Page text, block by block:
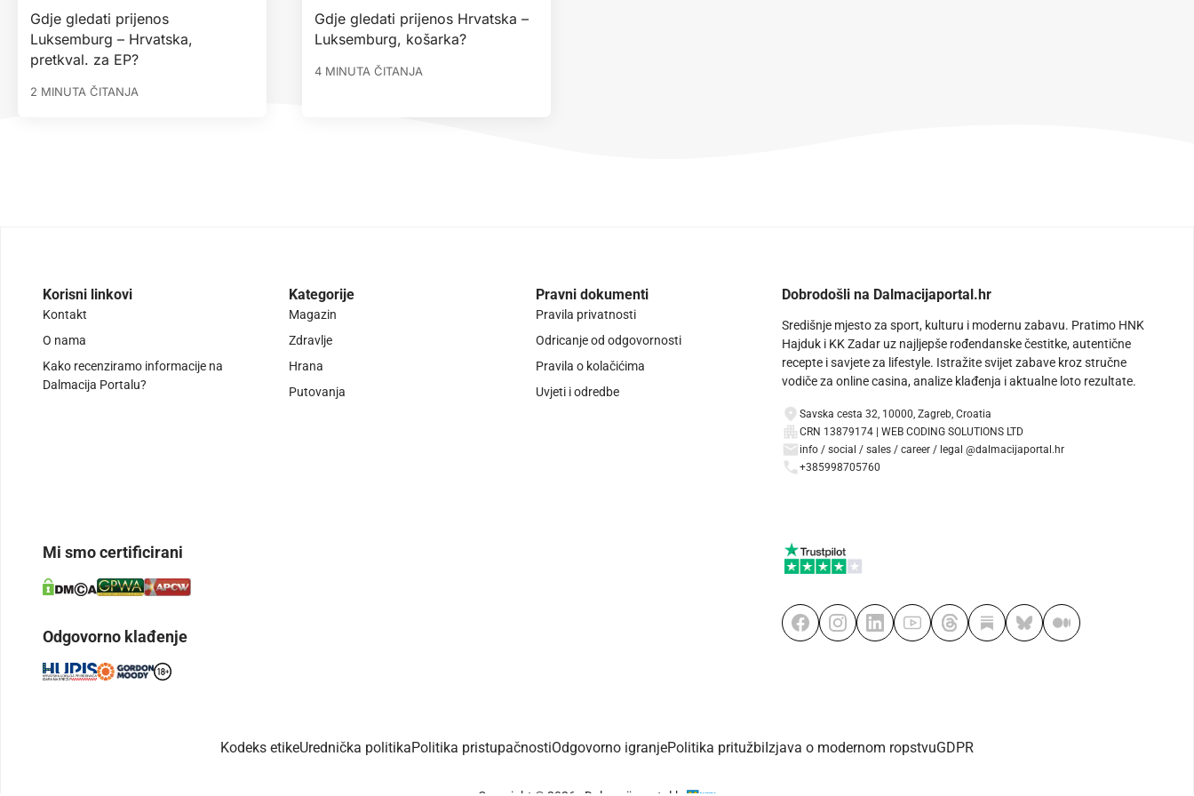
Gdje gledati prijenos
Luksemburg – Hrvatska,
pretkval. za EP?
2 MINUTA ČITANJA
Gdje gledati prijenos Hrvatska –
Luksemburg, košarka?
4 MINUTA ČITANJA
Korisni linkovi
Kontakt
O nama
Kako recenziramo informacije na
Dalmacija Portalu?
Kategorije
Magazin
Zdravlje
Hrana
Putovanja
Pravni dokumenti
Pravila privatnosti
Odricanje od odgovornosti
Pravila o kolačićima
Uvjeti i odredbe
Dobrodošli na Dalmacijaportal.hr
Središnje mjesto za sport, kulturu i modernu zabavu. Pratimo HNK
Hajduk i KK Zadar uz najljepše rođendanske čestitke, autentične
recepte i savjete za lifestyle. Istražite svijet zabave kroz stručne
vodiče za online casina, analize klađenja i aktualne loto rezultate.
Savska cesta 32, 10000, Zagreb, Croatia
CRN 13879174 | WEB CODING SOLUTIONS LTD
info / social / sales / career / legal @dalmacijaportal.hr
+385998705760
Mi smo certificirani
Odgovorno klađenje
Kodeks etikeUrednička politikaPolitika pristupačnostiOdgovorno igranjePolitika pritužbi Izjava o modernom ropstvuGDPR